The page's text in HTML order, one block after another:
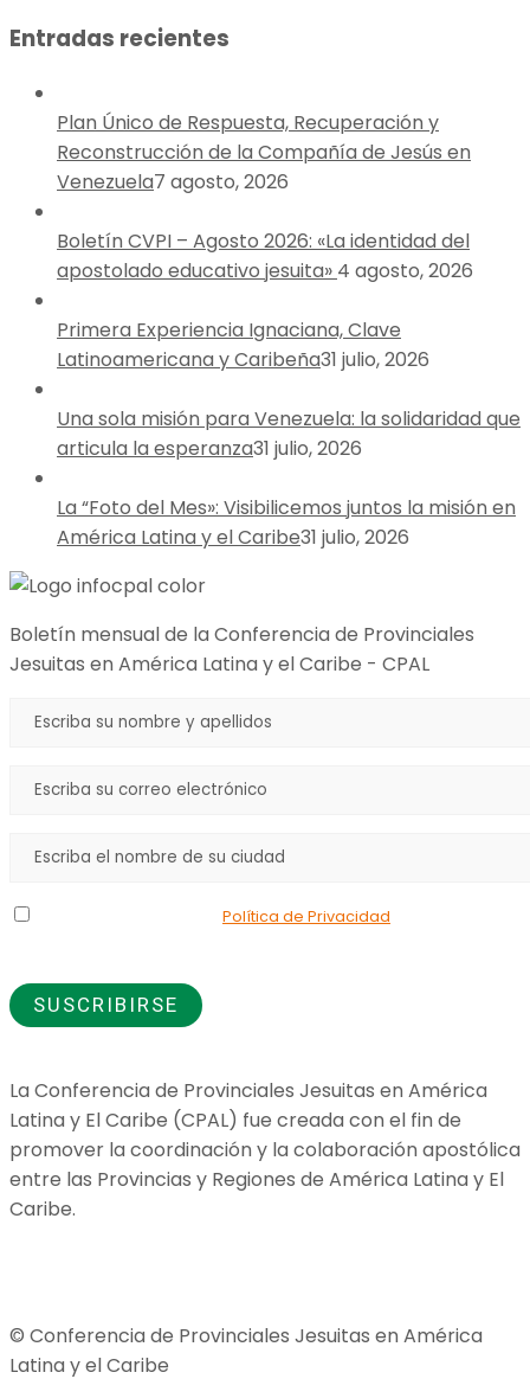
Entradas recientes
Plan Único de Respuesta, Recuperación y
Reconstrucción de la Compañía de Jesús en
Venezuela7 agosto, 2026
Boletín CVPI – Agosto 2026: «La identidad del
apostolado educativo jesuita» 4 agosto, 2026
Primera Experiencia Ignaciana, Clave
Latinoamericana y Caribeña31 julio, 2026
Una sola misión para Venezuela: la solidaridad que
articula la esperanza31 julio, 2026
La “Foto del Mes»: Visibilicemos juntos la misión en
América Latina y el Caribe31 julio, 2026
Boletín mensual de la Conferencia de Provinciales
Jesuitas en América Latina y el Caribe - CPAL
Política de Privacidad
La Conferencia de Provinciales Jesuitas en América
Latina y El Caribe (CPAL) fue creada con el fin de
promover la coordinación y la colaboración apostólica
entre las Provincias y Regiones de América Latina y El
Caribe.
© Conferencia de Provinciales Jesuitas en América
Latina y el Caribe